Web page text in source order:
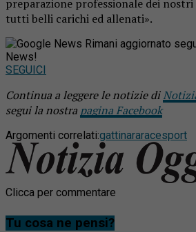
preparazione professionale dei
tutti belli carichi ed allenati».
Rimani aggiornato
News!
SEGUICI
Continua a leggere le notizie di
segui la nostra pagina Facebook
Argomenti correlati:gattinararacesport
Clicca per commentare
Tu cosa ne pensi?